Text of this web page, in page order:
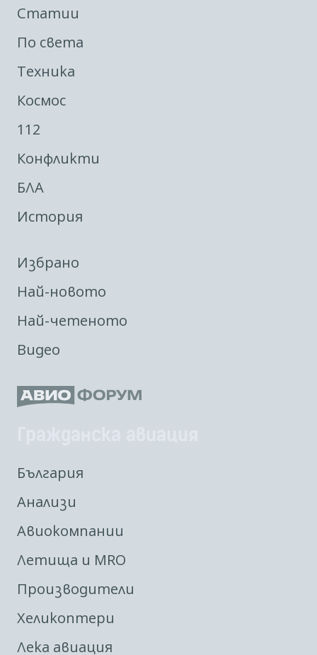
Статии
По света
Техника
Космос
112
Конфликти
БЛА
История
Избрано
Най-новото
Най-четеното
Видео
България
Анализи
Авиокомпании
Летища и MRO
Производители
Хеликоптери
Лека авиация